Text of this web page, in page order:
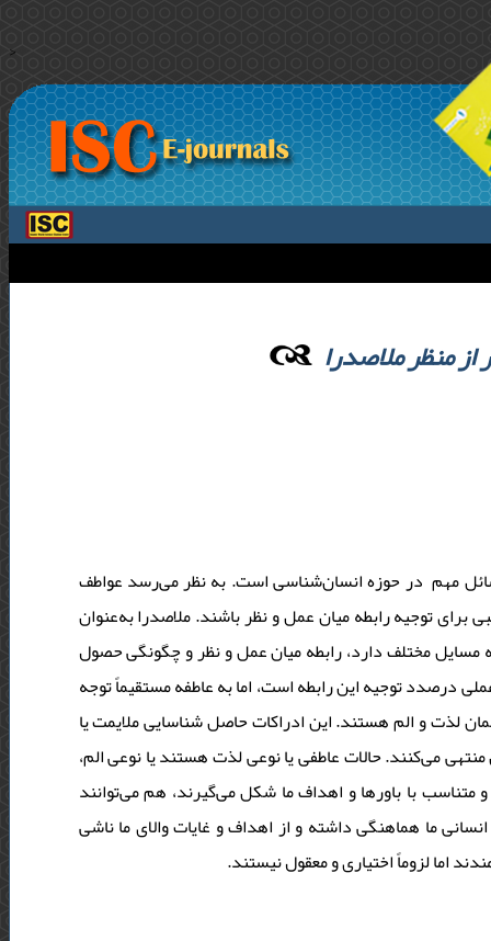
>
منظر ملاصدرا
مهم در حوزه انسان‌شناسی است. به نظر می‌رسد عواطف
برای توجیه رابطه میان عمل و نظر باشند. ملاصدرا به‌عنوان
مسایل مختلف دارد، رابطه میان عمل و نظر و چگونگی حصول
درصدد توجیه این رابطه است، اما به عاطفه مستقیماً توجه
لذت و الم هستند. این ادراکات حاصل شناسایی ملایمت یا
می‌کنند. حالات عاطفی یا نوعی لذت هستند یا نوعی الم،
با باورها و اهداف ما شکل می‌گیرند، هم می‌توانند
ما هماهنگی داشته و از اهداف و غایات والای ما ناشی
اما لزوماً اختیاری و معقول نیستند.